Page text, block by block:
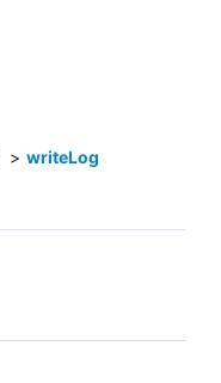
writeLog